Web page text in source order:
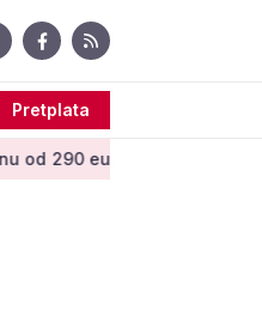
Pretplata
dobijem i socijalnu pomoć'